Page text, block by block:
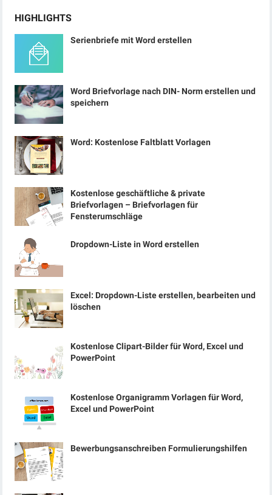
HIGHLIGHTS
Serienbriefe mit Word erstellen
Word Briefvorlage nach DIN- Norm erstellen und
speichern
Word: Kostenlose Faltblatt Vorlagen
Kostenlose geschäftliche & private
Briefvorlagen – Briefvorlagen für
Fensterumschläge
Dropdown-Liste in Word erstellen
Excel: Dropdown-Liste erstellen, bearbeiten und
löschen
Kostenlose Clipart-Bilder für Word, Excel und
PowerPoint
Kostenlose Organigramm Vorlagen für Word,
Excel und PowerPoint
Bewerbungsanschreiben Formulierungshilfen